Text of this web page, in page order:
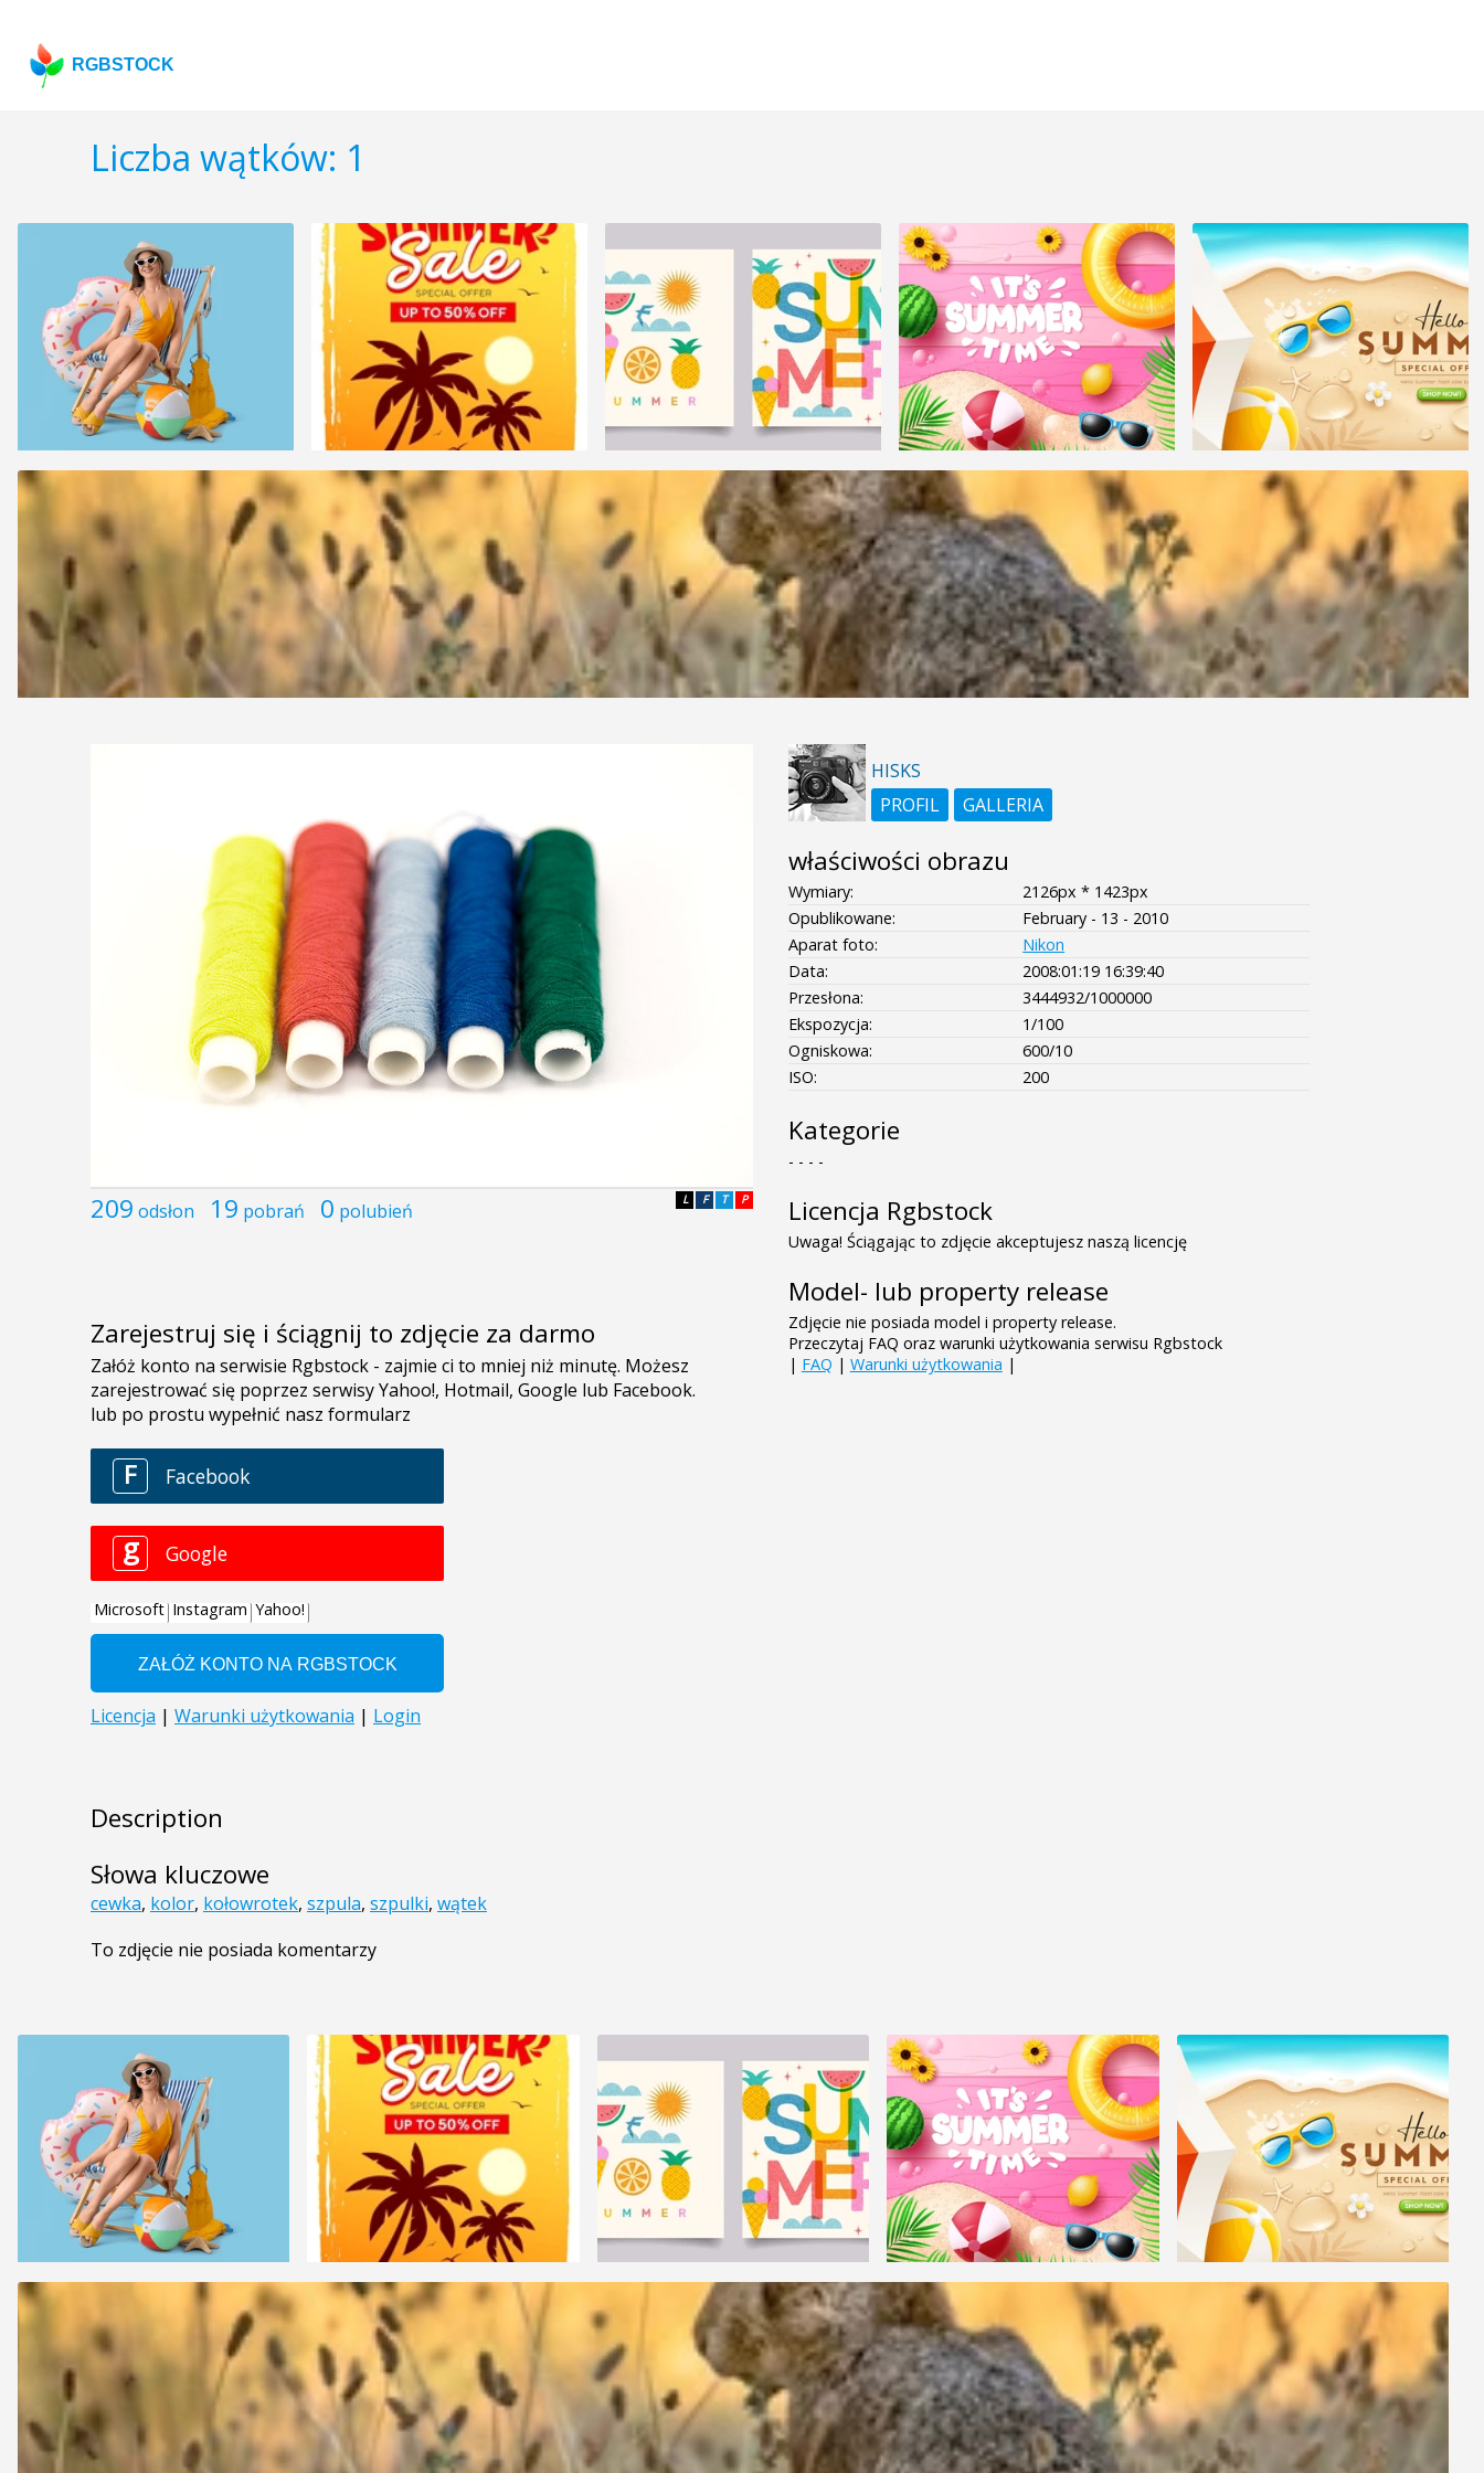
RGBSTOCK
Liczba wątków: 1
209 odsłon 19 pobrań 0 polubień P
T
F
L
Zarejestruj się i ściągnij to zdjęcie za darmo
Description
Słowa kluczowe
cewka, kolor, kołowrotek, szpula, szpulki, wątek
To zdjęcie nie posiada komentarzy
HISKS
PROFIL
GALLERIA
właściwości obrazu
Wymiary:
2126px * 1423px
Opublikowane:
February - 13 - 2010
Aparat foto:
Nikon
Data:
2008:01:19 16:39:40
Przesłona:
3444932/1000000
Ekspozycja:
1/100
Ogniskowa:
600/10
ISO:
200
Kategorie
- - - -
Licencja Rgbstock
Uwaga! Ściągając to zdjęcie akceptujesz naszą licencję
Model- lub property release
Zdjęcie nie posiada model i property release.
Przeczytaj FAQ oraz warunki użytkowania serwisu Rgbstock
| FAQ | Warunki użytkowania |